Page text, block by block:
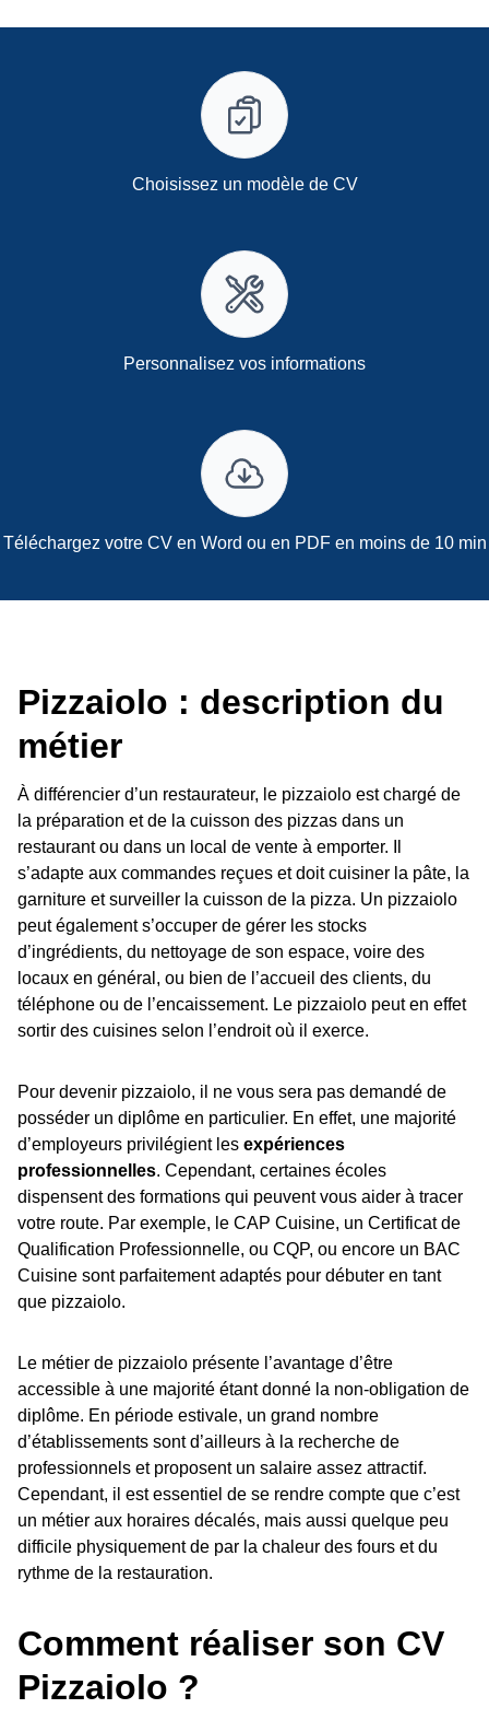
Choisissez un modèle de CV
Personnalisez vos informations
Téléchargez votre CV en Word ou en PDF en moins de 10 min
Pizzaiolo : description du
métier
À différencier d’un restaurateur, le pizzaiolo est chargé de
la préparation et de la cuisson des pizzas dans un
restaurant ou dans un local de vente à emporter. Il
s’adapte aux commandes reçues et doit cuisiner la pâte, la
garniture et surveiller la cuisson de la pizza. Un pizzaiolo
peut également s’occuper de gérer les stocks
d’ingrédients, du nettoyage de son espace, voire des
locaux en général, ou bien de l’accueil des clients, du
téléphone ou de l’encaissement. Le pizzaiolo peut en effet
sortir des cuisines selon l’endroit où il exerce.
Pour devenir pizzaiolo, il ne vous sera pas demandé de
posséder un diplôme en particulier. En effet, une majorité
d’employeurs privilégient les expériences
professionnelles. Cependant, certaines écoles
dispensent des formations qui peuvent vous aider à tracer
votre route. Par exemple, le CAP Cuisine, un Certificat de
Qualification Professionnelle, ou CQP, ou encore un BAC
Cuisine sont parfaitement adaptés pour débuter en tant
que pizzaiolo.
Le métier de pizzaiolo présente l’avantage d’être
accessible à une majorité étant donné la non-obligation de
diplôme. En période estivale, un grand nombre
d’établissements sont d’ailleurs à la recherche de
professionnels et proposent un salaire assez attractif.
Cependant, il est essentiel de se rendre compte que c’est
un métier aux horaires décalés, mais aussi quelque peu
difficile physiquement de par la chaleur des fours et du
rythme de la restauration.
Comment réaliser son CV
Pizzaiolo ?